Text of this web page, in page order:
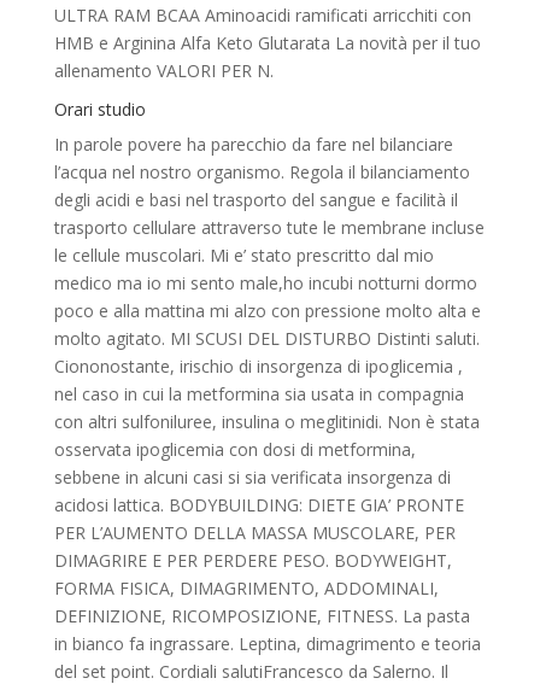
ULTRA RAM BCAA Aminoacidi ramificati arricchiti con
HMB e Arginina Alfa Keto Glutarata La novità per il tuo
allenamento VALORI PER N.
Orari studio
In parole povere ha parecchio da fare nel bilanciare
l’acqua nel nostro organismo. Regola il bilanciamento
degli acidi e basi nel trasporto del sangue e facilità il
trasporto cellulare attraverso tute le membrane incluse
le cellule muscolari. Mi e’ stato prescritto dal mio
medico ma io mi sento male,ho incubi notturni dormo
poco e alla mattina mi alzo con pressione molto alta e
molto agitato. MI SCUSI DEL DISTURBO Distinti saluti.
Ciononostante, irischio di insorgenza di ipoglicemia ,
nel caso in cui la metformina sia usata in compagnia
con altri sulfoniluree, insulina o meglitinidi. Non è stata
osservata ipoglicemia con dosi di metformina,
sebbene in alcuni casi si sia verificata insorgenza di
acidosi lattica. BODYBUILDING: DIETE GIA’ PRONTE
PER L’AUMENTO DELLA MASSA MUSCOLARE, PER
DIMAGRIRE E PER PERDERE PESO. BODYWEIGHT,
FORMA FISICA, DIMAGRIMENTO, ADDOMINALI,
DEFINIZIONE, RICOMPOSIZIONE, FITNESS. La pasta
in bianco fa ingrassare. Leptina, dimagrimento e teoria
del set point. Cordiali salutiFrancesco da Salerno. Il